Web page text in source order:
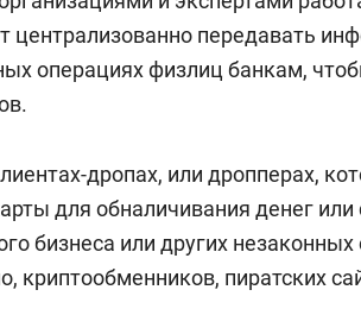
централизованно передавать
операциях физлиц банкам,
дропах, или дропперах,
для обналичивания денег
бизнеса или других
криптообменников, пиратских